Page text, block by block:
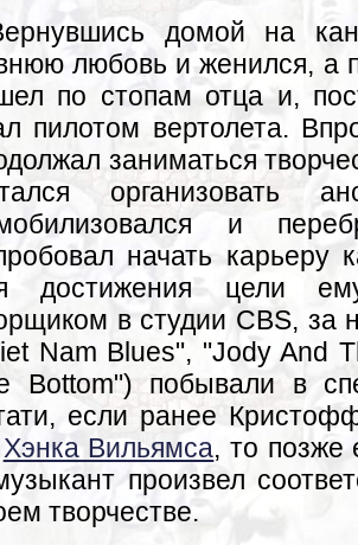
домой на
любовь и женился, а
по стопам отца и,
пилотом вертолета.
заниматься
организовать
и
начать карьеру
достижения цели
в студии CBS, за
Nam Blues", "Jody And
Bottom") побывали в
если ранее
Хэнка Вильямса, то
произвел
творчестве.